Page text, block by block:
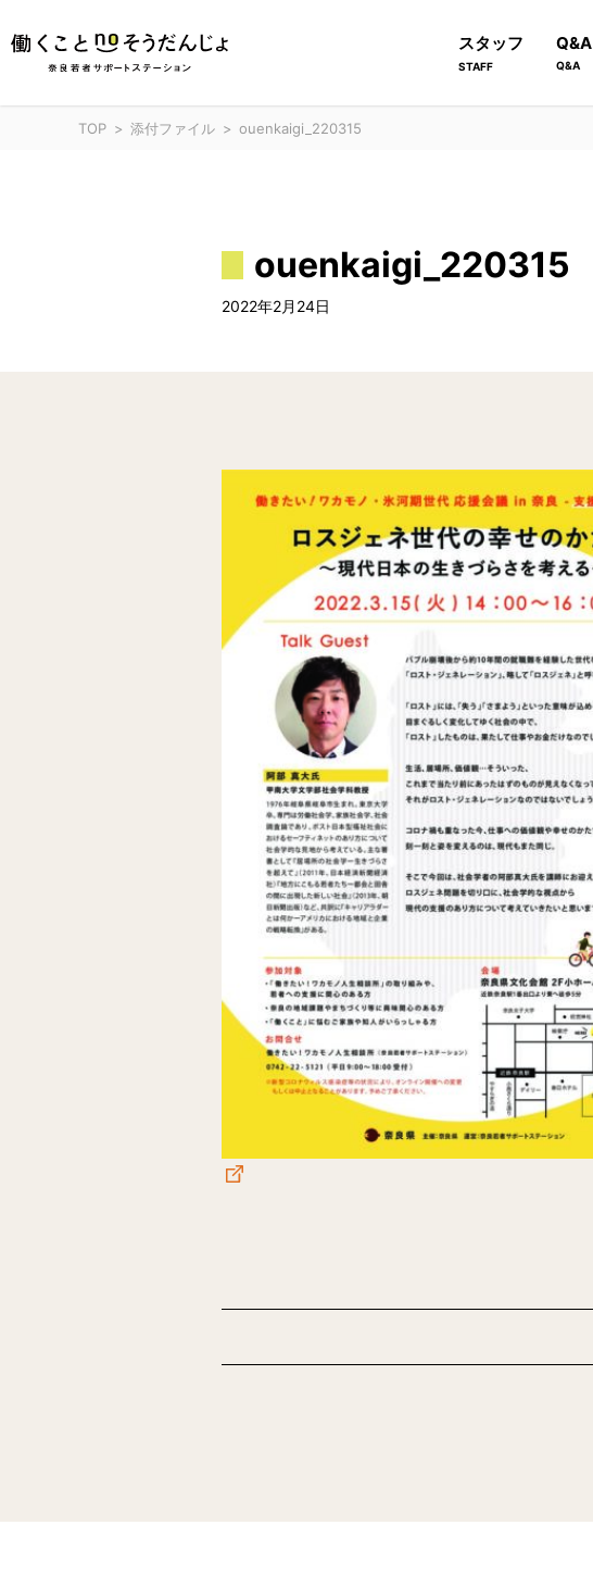
スタッフ
STAFF
Q&A
Q&A
TOP 添付ファイル ouenkaigi_220315
ouenkaigi_220315
2022年2月24日